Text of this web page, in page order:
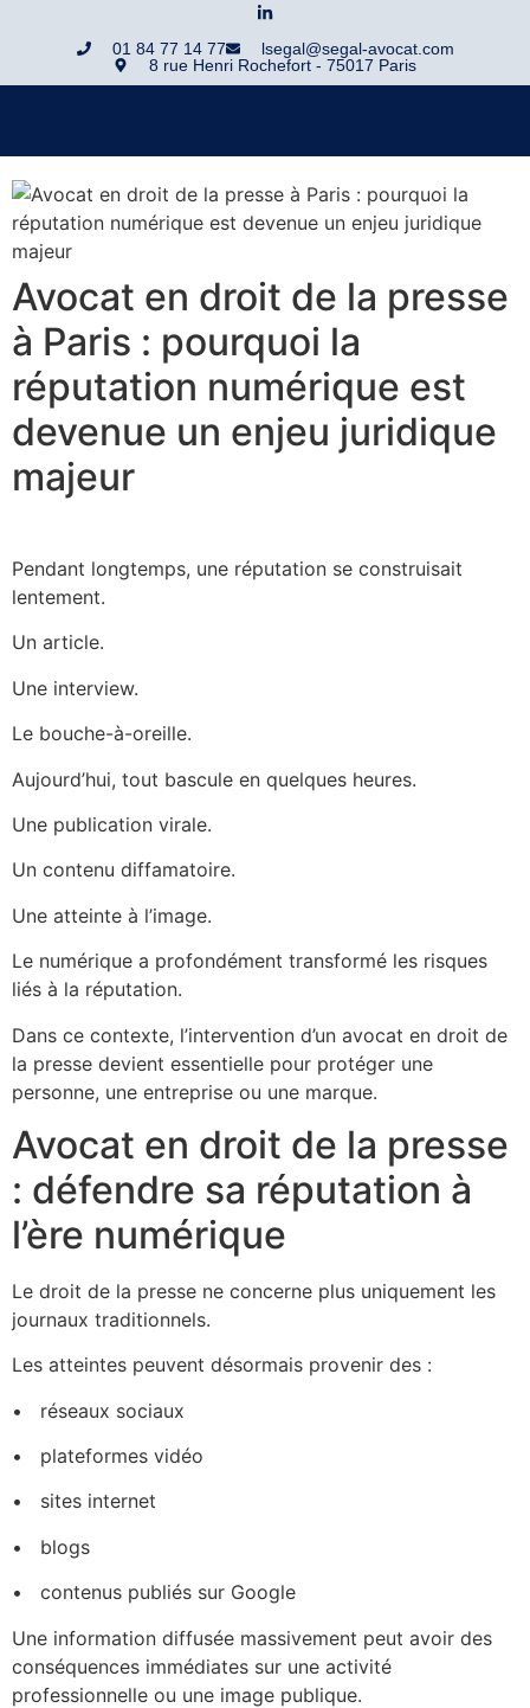
01 84 77 14 77
lsegal@segal-avocat.com
8 rue Henri Rochefort - 75017 Paris
Avocat en droit de la presse
à Paris : pourquoi la
réputation numérique est
devenue un enjeu juridique
majeur
Pendant longtemps, une réputation se construisait
lentement.
Un article.
Une interview.
Le bouche-à-oreille.
Aujourd’hui, tout bascule en quelques heures.
Une publication virale.
Un contenu diffamatoire.
Une atteinte à l’image.
Le numérique a profondément transformé les risques
liés à la réputation.
Dans ce contexte, l’intervention d’un avocat en droit de
la presse devient essentielle pour protéger une
personne, une entreprise ou une marque.
Avocat en droit de la presse
: défendre sa réputation à
l’ère numérique
Le droit de la presse ne concerne plus uniquement les
journaux traditionnels.
Les atteintes peuvent désormais provenir des :
•⁠ ⁠réseaux sociaux
•⁠ ⁠ plateformes vidéo
•⁠ ⁠sites internet
•⁠ ⁠ blogs
•⁠ ⁠ contenus publiés sur Google
Une information diffusée massivement peut avoir des
conséquences immédiates sur une activité
professionnelle ou une image publique.